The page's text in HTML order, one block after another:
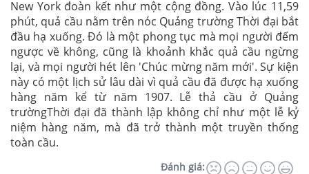
New York đoàn kết như một cộng đồng. Vào lúc 11,59
phút, quả cầu nằm trên nóc Quảng trường Thời đại bắt
đầu hạ xuống. Đó là một phong tục mà mọi người đếm
ngược về không, cũng là khoảnh khắc quả cầu ngừng
lại, và mọi người hét lên 'Chúc mừng năm mới'. Sự kiện
này có một lịch sử lâu dài vì quả cầu đã được hạ xuống
hàng năm kể từ năm 1907. Lễ thả cầu ở Quảng
trườngThời đại đã thành lập không chỉ như một lễ kỷ
niệm hàng năm, mà đã trở thành một truyền thống
toàn cầu.
Đánh giá: